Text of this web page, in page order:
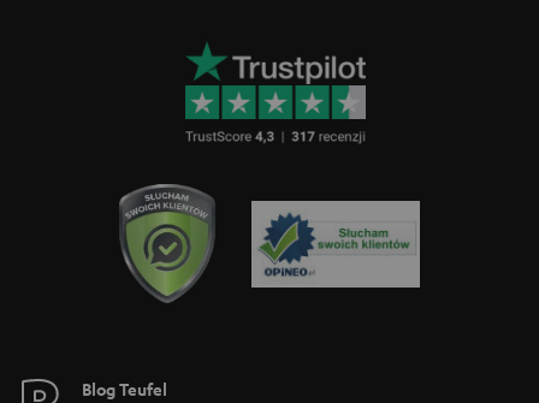
Blog Teufel